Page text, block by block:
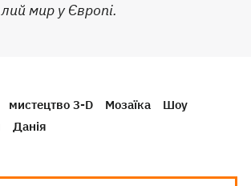
мир у Європі.
мистецтво 3-D Мозаїка
Шоу
Данія